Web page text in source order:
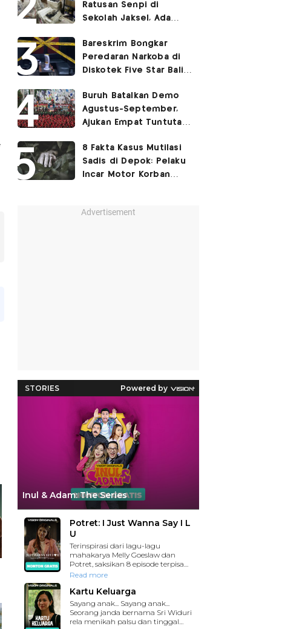
Menembak
Ratusan Senpi di
Sekolah Jaksel, Ada
Ruang Bunker
Bareskrim Bongkar
Peredaran Narkoba di
Diskotek Five Star Bali,
Buruh Batalkan Demo
Agustus-September,
Ajukan Empat Tuntutan
8 Fakta Kasus Mutilasi
Sadis di Depok: Pelaku
Incar Motor Korban
Advertisement